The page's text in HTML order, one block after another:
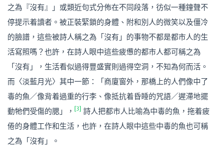
之為『沒有』」或類近句式分佈在不同段落，彷似一種鐘聲不
停提示着讀者。被正裝緊鎖的身體、附和別人的微笑以及僵冷
的臉譜，這些被詩人稱之為「沒有」的事物不都是都市人的生
活寫照嗎？也許，在詩人眼中這些疲憊的都市人都可稱之為
「沒有」，生活看似過得豐盛實則過得空洞，不知為何而活。
而〈淡藍月光〉其中一節：「商廈窗外，那橋上的人們像中了
毒的魚／像背着過重的行李、像抵抗着昏睡的咒語／遲滯地擺
動牠們受傷的腮」，
[3]
詩人把都市人比喻為中毒的魚，拖着疲
倦的身體工作和生活，也許，在詩人眼中這些中毒的魚也可稱
之為「沒有」。